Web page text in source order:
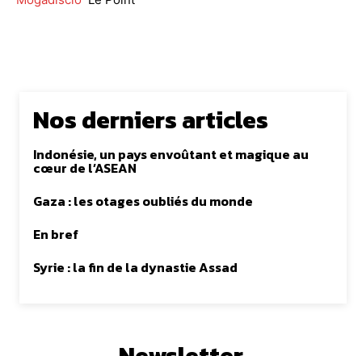
Nos derniers articles
Indonésie, un pays envoûtant et magique au
cœur de l’ASEAN
Gaza : les otages oubliés du monde
En bref
Syrie : la fin de la dynastie Assad